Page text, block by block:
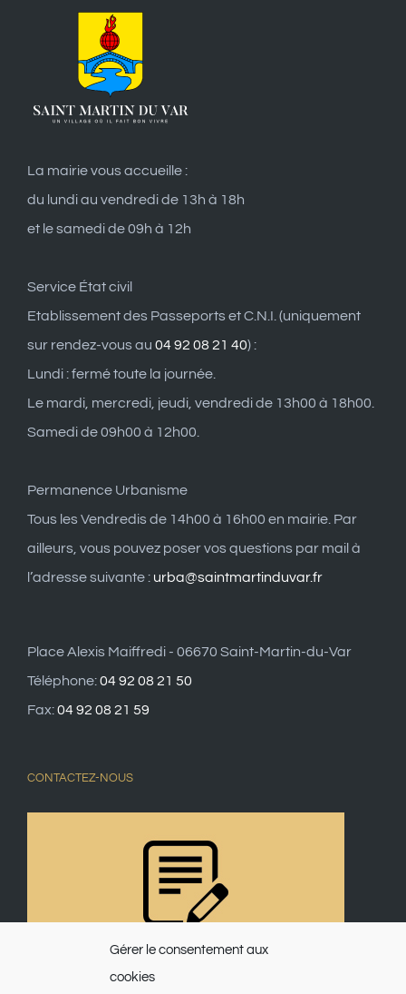
Gérer le consentement aux
cookies
La mairie vous accueille :
du lundi au vendredi de 13h à 18h
et le samedi de 09h à 12h
Service État civil
Etablissement des Passeports et C.N.I. (uniquement
sur rendez-vous au 04 92 08 21 40) :
Lundi : fermé toute la journée.
Le mardi, mercredi, jeudi, vendredi de 13h00 à 18h00.
Samedi de 09h00 à 12h00.
Permanence Urbanisme
Tous les Vendredis de 14h00 à 16h00 en mairie. Par
ailleurs, vous pouvez poser vos questions par mail à
l’adresse suivante : urba@saintmartinduvar.fr
Place Alexis Maiffredi - 06670 Saint-Martin-du-Var
Téléphone:04 92 08 21 50
Fax:04 92 08 21 59
CONTACTEZ-NOUS